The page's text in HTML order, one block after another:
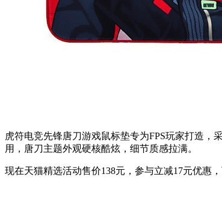
虎符电竞先锋唐刀游戏鼠标垫专为FPS玩家打造
用，唐刀主题外观硬核酷炫，细节质感拉满。
现在天猫精选活动售价138元，参与立减17元优惠